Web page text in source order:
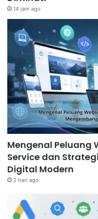
14 jam ago
Mengenal Peluang
Service dan
Digital Modern
2 hari ago